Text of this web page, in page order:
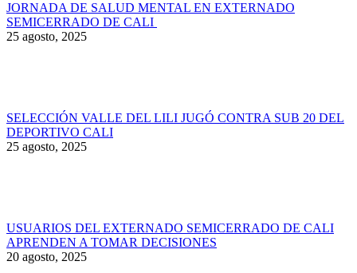
JORNADA DE SALUD MENTAL EN EXTERNADO
SEMICERRADO DE CALI
25 agosto, 2025
SELECCIÓN VALLE DEL LILI JUGÓ CONTRA SUB 20 DEL
DEPORTIVO CALI
25 agosto, 2025
USUARIOS DEL EXTERNADO SEMICERRADO DE CALI
APRENDEN A TOMAR DECISIONES
20 agosto, 2025